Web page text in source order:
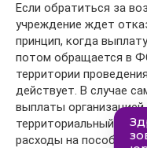
Если обратиться за
учреждение ждет
принцип, когда
потом обращается в
территории
действует. В случае
выплаты
территориальный
расходы на пособие и